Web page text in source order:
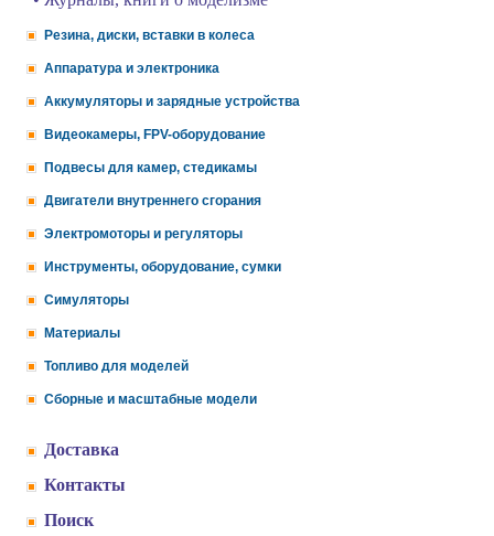
Резина, диски, вставки в колеса
Аппаратура и электроника
Аккумуляторы и зарядные устройства
Видеокамеры, FPV-оборудование
Подвесы для камер, стедикамы
Двигатели внутреннего сгорания
Электромоторы и регуляторы
Инструменты, оборудование, сумки
Симуляторы
Материалы
Топливо для моделей
Сборные и масштабные модели
Доставка
Контакты
Поиск